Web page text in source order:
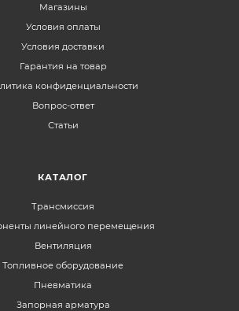
Магазины
Условия оплаты
Условия доставки
Гарантия на товар
конфиденциальности
Вопрос-ответ
Статьи
КАТАЛОГ
Трансмиссия
линейного перемещения
Вентиляция
Топливное оборудование
Пневматика
Запорная арматура